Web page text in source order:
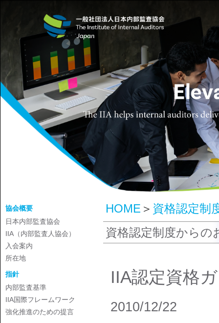
協会概要
日本内部監査協会
IIA（内部監査人協会）
入会案内
所在地
指針
内部監査基準
IIA国際フレームワーク
強化推進のための提言
HOME ＞ 資格認定制
資格認定制度からの
IIA認定資格
2010/12/22